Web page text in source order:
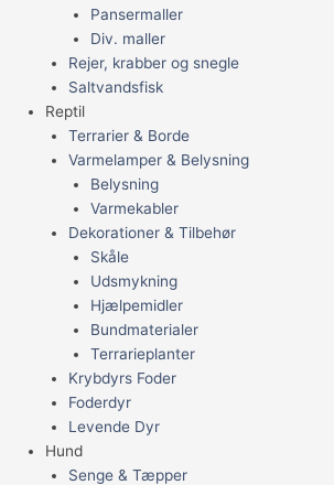
Pansermaller
Div. maller
Rejer, krabber og snegle
Saltvandsfisk
Reptil
Terrarier & Borde
Varmelamper & Belysning
Belysning
Varmekabler
Dekorationer & Tilbehør
Skåle
Udsmykning
Hjælpemidler
Bundmaterialer
Terrarieplanter
Krybdyrs Foder
Foderdyr
Levende Dyr
Hund
Senge & Tæpper